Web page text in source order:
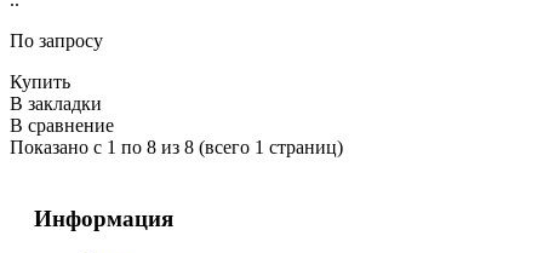
По запросу
Купить
В закладки
В сравнение
Показано с 1 по 8 из 8 (всего 1 страниц)
Информация